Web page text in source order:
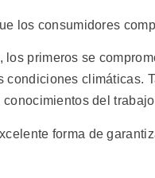
los consumidores
los primeros se
condiciones climáticas.
del
forma de